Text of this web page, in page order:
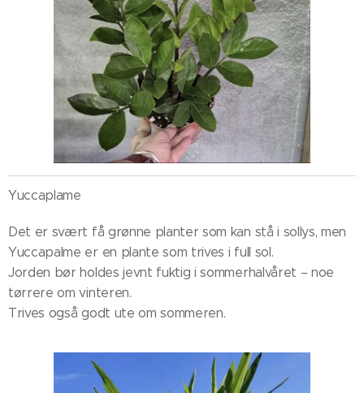
Yuccaplame
Det er svært få grønne planter som kan stå i sollys, men
Yuccapalme er en plante som trives i full sol.
Jorden bør holdes jevnt fuktig i sommerhalvåret – noe
tørrere om vinteren.
Trives også godt ute om sommeren.